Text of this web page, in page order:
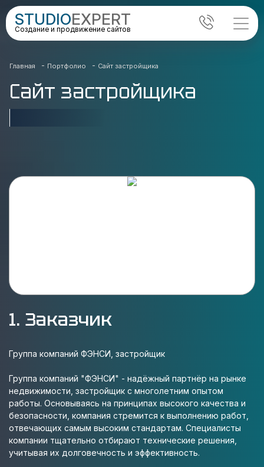
STUDIOEXPERT
Создание и продвижение сайтов
Главная - Портфолио - Сайт застройщика
Сайт застройщика
1. Заказчик
Группа компаний ФЭНСИ, застройщик
Группа компаний "ФЭНСИ" - надёжный партнёр на рынке
недвижимости, застройщик с многолетним опытом
работы. Основываясь на принципах высокого качества и
безопасности, компания стремится к выполнению работ,
отвечающих самым высоким стандартам. Специалисты
компании тщательно отбирают технические решения,
учитывая их долговечность и эффективность.